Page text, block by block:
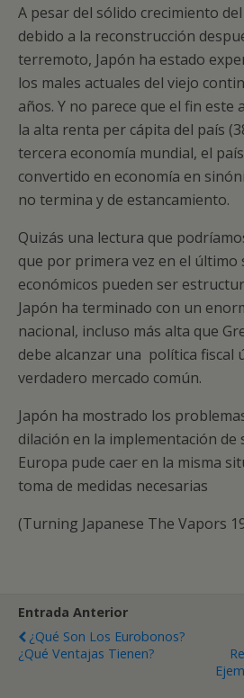
A pesar del sólido crecimiento
debido a la reconstrucción
terremoto, Japón ha estado
los males actuales del viejo
años. Y no parece que el fin este
la alta renta per cápita del país
tercera economía mundial, el
convertido en economía en
no termina y de estancamiento.
Quizás una lectura que
que por primera vez en el último
económicos pueden ser
Japón ha terminado con un
nacional, incluso más alta que
debe alcanzar una política fiscal
verdadero mercado común.
Japón ha mostrado los
dilación en la implementación de
Europa pude caer en la misma
toma de medidas necesarias
(Turning Japanese The Vapors
Entrada Anterior
¿Qué Son Los Eurobonos?
¿Qué Ventajas Tienen?